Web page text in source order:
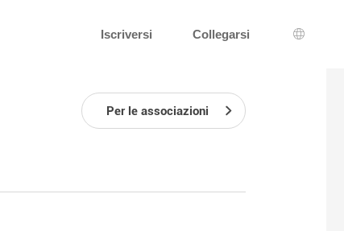
Iscriversi Collegarsi
Scelta
Per le associazioni